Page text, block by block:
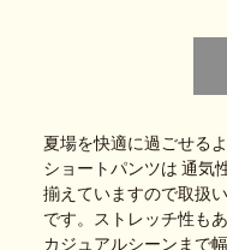
夏場を快適に過ごせる
ショートパンツは 通気
揃えていますので取扱
です。ストレッチ性も
カジュアルシーンまで